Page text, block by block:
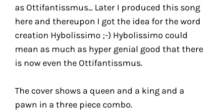
as Ottifantissmus... Later I produced this song
here and thereupon I got the idea for the word
creation Hybolissimo ;-) Hybolissimo could
mean as much as hyper genial good that there
is now even the Ottifantissmus.
The cover shows a queen and a king and a
pawn in a three piece combo.